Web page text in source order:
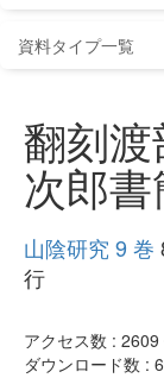
資料タイプ一覧
翻刻
次郎書
山陰研究 9 巻
行
アクセス数 : 2609
ダウンロード数 :